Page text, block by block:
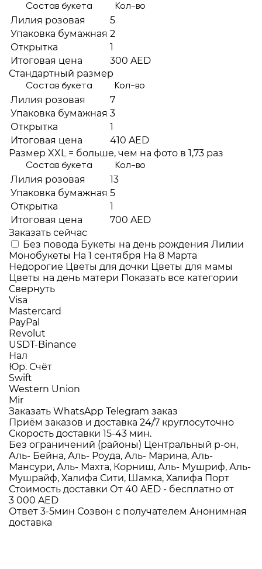
Состав букета Кол-во
Лилия розовая
5
Упаковка бумажная 2
Открытка
1
Итоговая цена
300 AED
Стандартный размер
Состав букета Кол-во
Лилия розовая
7
Упаковка бумажная 3
Открытка
1
Итоговая цена
410 AED
Размер XXL = больше, чем на фото в 1,73 раз
Состав букета Кол-во
Лилия розовая
13
Упаковка бумажная 5
Открытка
1
Итоговая цена
700 AED
Заказать сейчас
Без повода Букеты на день рождения Лилии
Монобукеты На 1 сентября На 8 Марта
Недорогие Цветы для дочки Цветы для мамы
Цветы на день матери Показать все категории
Свернуть
Visa
Mastercard
PayPal
Revolut
USDT-Binance
Нал
Юр. Счёт
Swift
Western Union
Mir
Заказать WhatsApp Telegram заказ
Приём заказов и доставка 24/7 круглосуточно
Скорость доставки 15-43 мин.
Без ограничений (районы) Центральный р-он,
Аль- Бейна, Аль- Роуда, Аль- Марина, Аль-
Мансури, Аль- Махта, Корниш, Аль- Мушриф, Аль-
Мушрайф, Халифа Сити, Шамка, Халифа Порт
Стоимость доставки От 40 AED - бесплатно от
3 000 AED
Ответ 3-5мин Созвон с получателем Анонимная
доставка